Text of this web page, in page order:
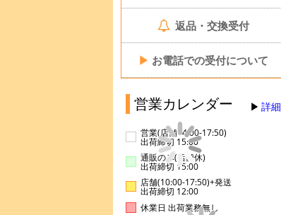
返品・交換受付
▶ お電話での受付について
営業カレンダー 詳細
営業(店舗14:00-17:50)
出荷締切 15:00
通販のみ(店舗休)
出荷締切 15:00
店舗(10:00-17:50)+発送
出荷締切 12:00
休業日 出荷業務無し